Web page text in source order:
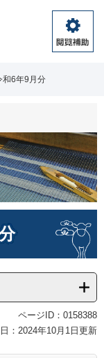
閲
覧
6年9月分
ページID：0158388
：2024年10月1日更新